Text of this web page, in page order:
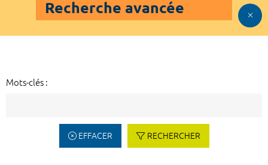
Recherche avancée
Mots-clés :
EFFACER RECHERCHER